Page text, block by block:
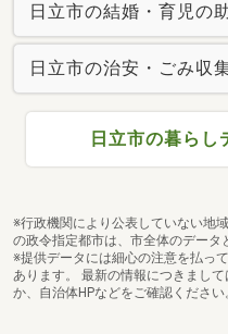
日立市の結婚・育児の
日立市の治安・ごみ収
日立市の暮らし
※行政機関により公表していない地
の政令指定都市は、市全体のデータ
※提供データには細心の注意を払っ
あります。 最新の情報につきまし
か、自治体HPなどをご確認ください